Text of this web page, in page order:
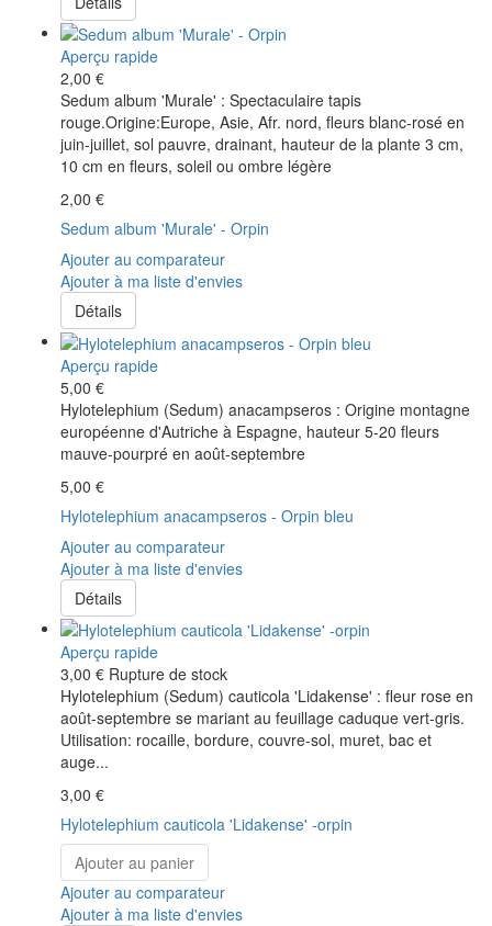
Aperçu rapide
2,00 €
Sedum album 'Murale' : Spectaculaire tapis
rouge.Origine:Europe, Asie, Afr. nord, fleurs blanc-rosé en
juin-juillet, sol pauvre, drainant, hauteur de la plante 3 cm,
10 cm en fleurs, soleil ou ombre légère
2,00 €
Sedum album 'Murale' - Orpin
Ajouter au comparateur
Ajouter à ma liste d'envies
Détails
Aperçu rapide
5,00 €
Hylotelephium (Sedum) anacampseros : Origine montagne
européenne d'Autriche à Espagne, hauteur 5-20 fleurs
mauve-pourpré en août-septembre
5,00 €
Hylotelephium anacampseros - Orpin bleu
Ajouter au comparateur
Ajouter à ma liste d'envies
Détails
Aperçu rapide
3,00 € Rupture de stock
Hylotelephium (Sedum) cauticola 'Lidakense' : fleur rose en
août-septembre se mariant au feuillage caduque vert-gris.
Utilisation: rocaille, bordure, couvre-sol, muret, bac et
auge...
3,00 €
Hylotelephium cauticola 'Lidakense' -orpin
Ajouter au panier
Ajouter au comparateur
Ajouter à ma liste d'envies